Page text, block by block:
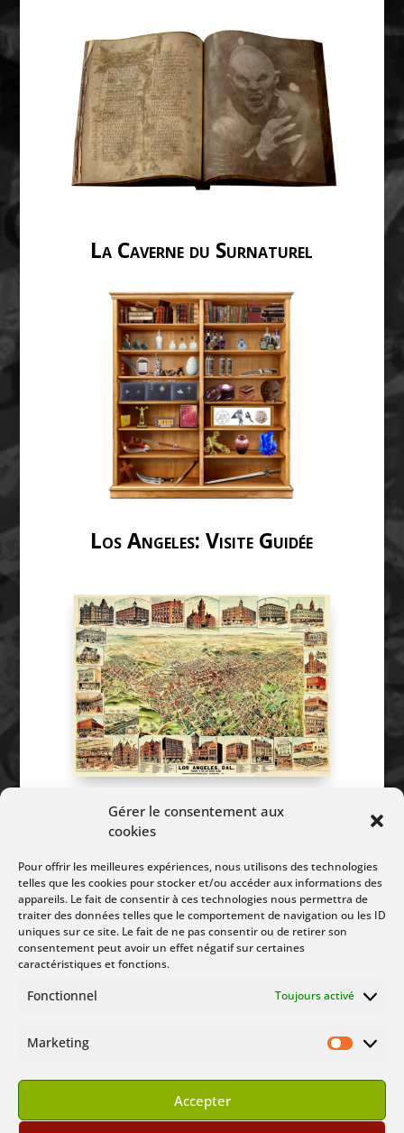
Gérer le consentement aux
cookies
Pour offrir les meilleures expériences, nous utilisons des technologies
telles que les cookies pour stocker et/ou accéder aux informations des
appareils. Le fait de consentir à ces technologies nous permettra de
traiter des données telles que le comportement de navigation ou les ID
uniques sur ce site. Le fait de ne pas consentir ou de retirer son
consentement peut avoir un effet négatif sur certaines
caractéristiques et fonctions.
Fonctionnel Toujours activé
Marketing
Accepter
La Caverne du Surnaturel
Los Angeles: Visite Guidée
Suivez Nous :